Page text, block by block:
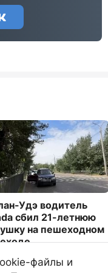
Удэ водитель
сбил 21-летнюю
на пешеходном
файлы и